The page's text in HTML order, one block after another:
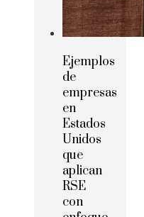
Ejemplos
de
empresas
en
Estados
Unidos
que
aplican
RSE
con